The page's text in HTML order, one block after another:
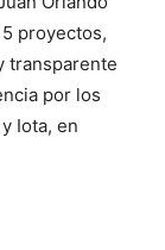
proyectos,
transparente
por los
Iota, en